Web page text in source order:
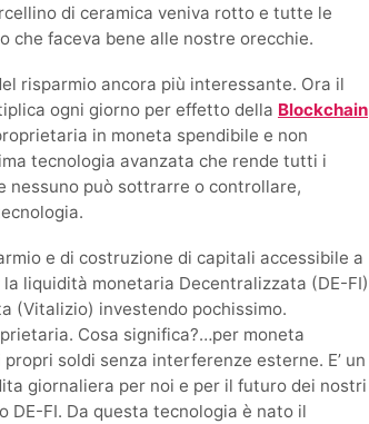
di ceramica veniva rotto e tutte le
che faceva bene alle nostre orecchie.
risparmio ancora più interessante. Ora il
ogni giorno per effetto della Blockchain
in moneta spendibile e non
tecnologia avanzata che rende tutti i
nessuno può sottrarre o controllare,
e di costruzione di capitali accessibile a
liquidità monetaria Decentralizzata (DE-FI)
(Vitalizio) investendo pochissimo.
Cosa significa?…per moneta
soldi senza interferenze esterne. E’ un
giornaliera per noi e per il futuro dei nostri
DE-FI. Da questa tecnologia è nato il